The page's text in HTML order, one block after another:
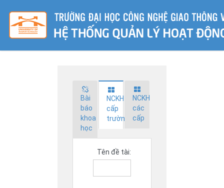
Bài
báo
khoa
học
NCKH
cấp
trường
NCKH
các
cấp
Tên đề tài: